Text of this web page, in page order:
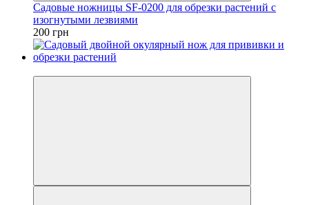
Садовые ножницы SF-0200 для обрезки растений с
изогнутыми лезвиями
200 грн